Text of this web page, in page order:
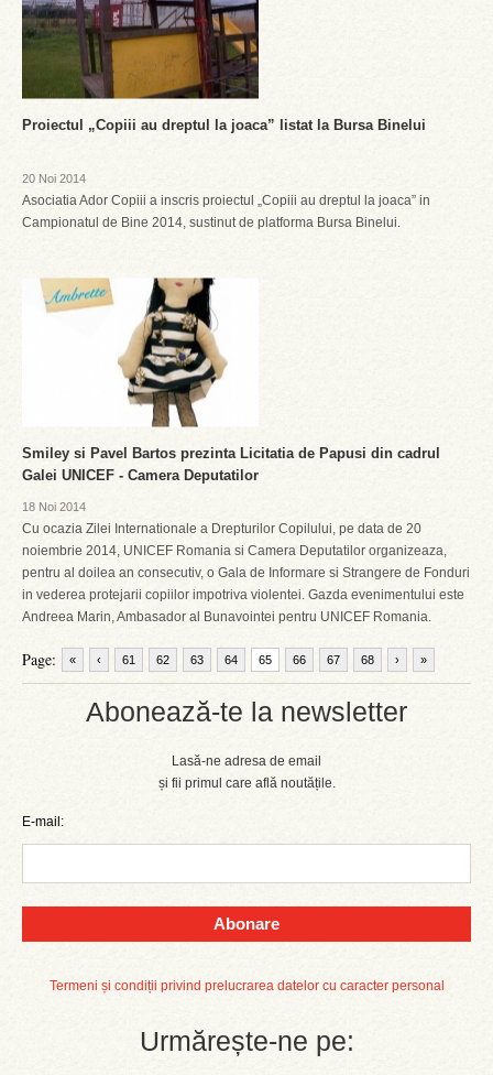
Abonează-te la newsletter
Lasă-ne adresa de email
și fii primul care află noutățile.
E-mail:
Abonare
Termeni și condiții privind prelucrarea datelor cu caracter personal
Urmărește-ne pe:
Proiectul „Copiii au dreptul la joaca” listat la Bursa Binelui
20 Noi 2014
Asociatia Ador Copiii a inscris proiectul „Copiii au dreptul la joaca” in
Campionatul de Bine 2014, sustinut de platforma Bursa Binelui.
Smiley si Pavel Bartos prezinta Licitatia de Papusi din cadrul
Galei UNICEF - Camera Deputatilor
18 Noi 2014
Cu ocazia Zilei Internationale a Drepturilor Copilului, pe data de 20
noiembrie 2014, UNICEF Romania si Camera Deputatilor organizeaza,
pentru al doilea an consecutiv, o Gala de Informare si Strangere de Fonduri
in vederea protejarii copiilor impotriva violentei. Gazda evenimentului este
Andreea Marin, Ambasador al Bunavointei pentru UNICEF Romania.
Page: « ‹ 61 62 63 64 65 66 67 68 › »